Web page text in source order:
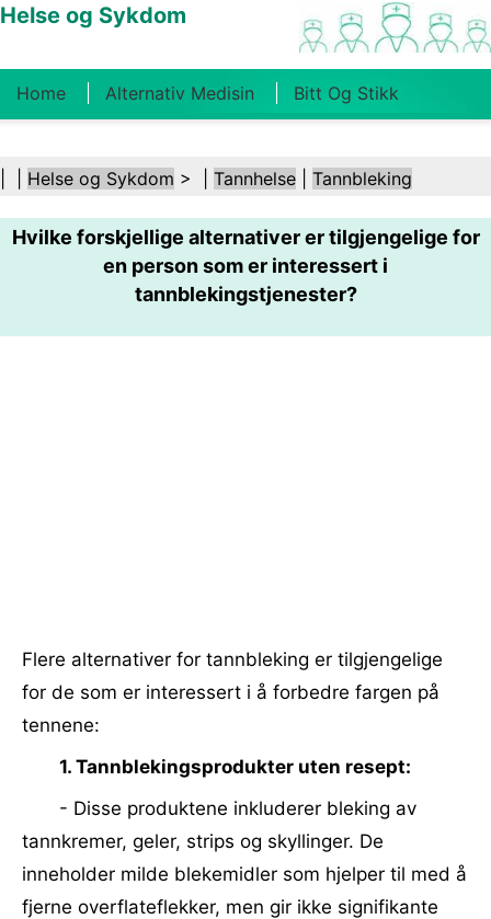
Helse og Sykdom
Home Alternativ Medisin Bitt Og Stikk
Kosthold Og Ernæring Familiehelse
Helsebransjen Psykisk Helse Folkehelse Og
Kirurgi Og Prosedyrer Helse
Helse og Sykdom > | Tannhelse Tannbleking
Hvilke forskjellige alternativer er tilgjengelige for
en person som er interessert i
tannblekingstjenester?
Flere alternativer for tannbleking er tilgjengelige
for de som er interessert i å forbedre fargen på
tennene:
1. Tannblekingsprodukter uten resept:
- Disse produktene inkluderer bleking av
tannkremer, geler, strips og skyllinger. De
inneholder milde blekemidler som hjelper til med å
fjerne overflateflekker, men gir ikke signifikante